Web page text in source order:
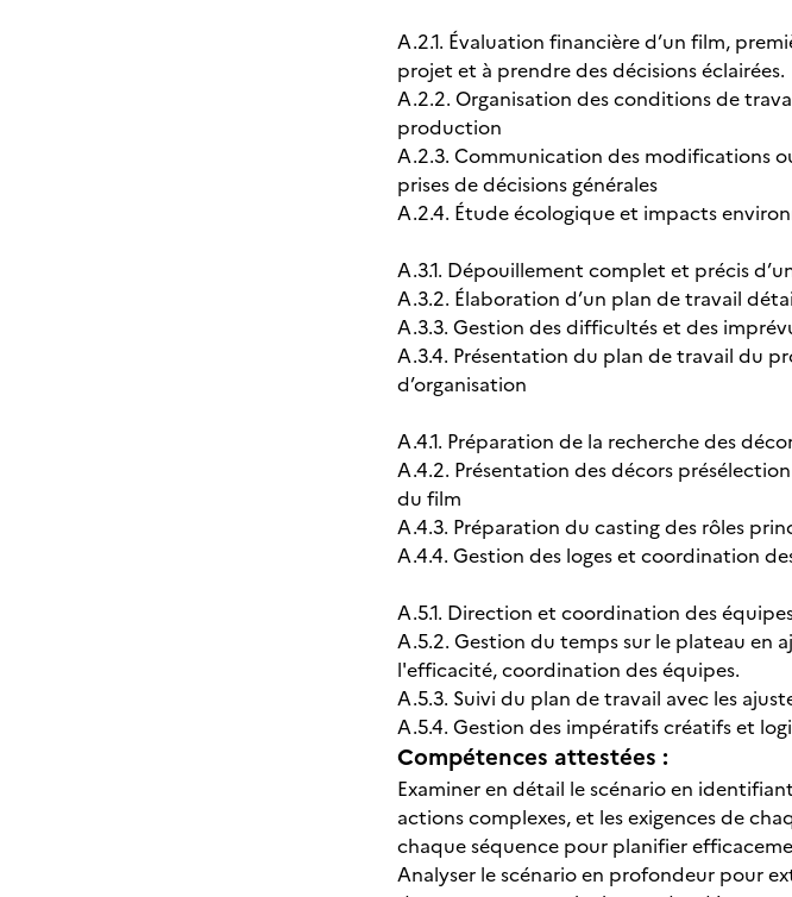
A.2.1. Évaluation financière d’un film,
projet et à prendre des décisions éclairées.
A.2.2. Organisation des conditions de
production
A.2.3. Communication des modifications
prises de décisions générales
A.2.4. Étude écologique et impacts
A.3.1. Dépouillement complet et précis
A.3.2. Élaboration d’un plan de travail
A.3.3. Gestion des difficultés et des
A.3.4. Présentation du plan de travail du
d’organisation
A.4.1. Préparation de la recherche des
A.4.2. Présentation des décors
du film
A.4.3. Préparation du casting des rôles
A.4.4. Gestion des loges et coordination
A.5.1. Direction et coordination des
A.5.2. Gestion du temps sur le plateau en
l'efficacité, coordination des équipes.
A.5.3. Suivi du plan de travail avec les
A.5.4. Gestion des impératifs créatifs et
Compétences attestées :
Examiner en détail le scénario en
actions complexes, et les exigences de
chaque séquence pour planifier
Analyser le scénario en profondeur pour